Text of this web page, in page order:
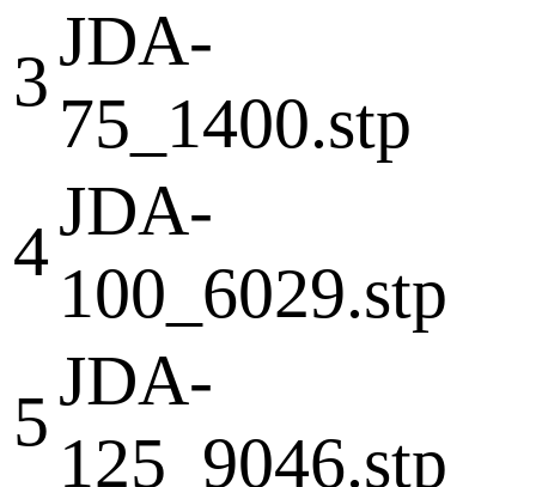
3
JDA-
75_1400.stp
4
JDA-
100_6029.stp
5
JDA-
125_9046.stp